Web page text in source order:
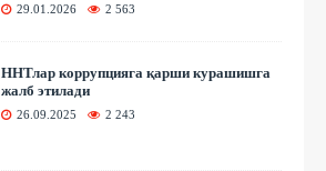
29.01.2026 2 563
ННТлар коррупцияга қарши курашишга
жалб этилади
26.09.2025 2 243